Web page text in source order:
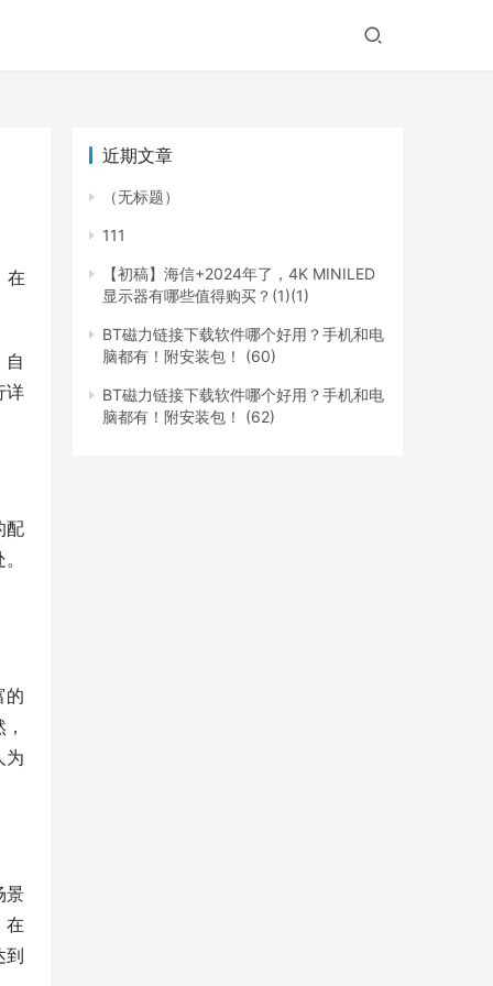
在
自
详
配
的
为
景
在
到
近期文章
（无标题）
111
【初稿】海信+2024年了，4K MINILED
显示器有哪些值得购买？(1)(1)
BT磁力链接下载软件哪个好用？手机和电
脑都有！附安装包！ (60)
BT磁力链接下载软件哪个好用？手机和电
脑都有！附安装包！ (62)